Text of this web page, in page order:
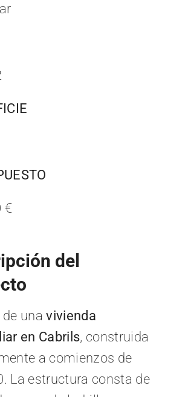
€
del
de unavivienda
en Cabrils, construida
a comienzos de
La estructura consta de